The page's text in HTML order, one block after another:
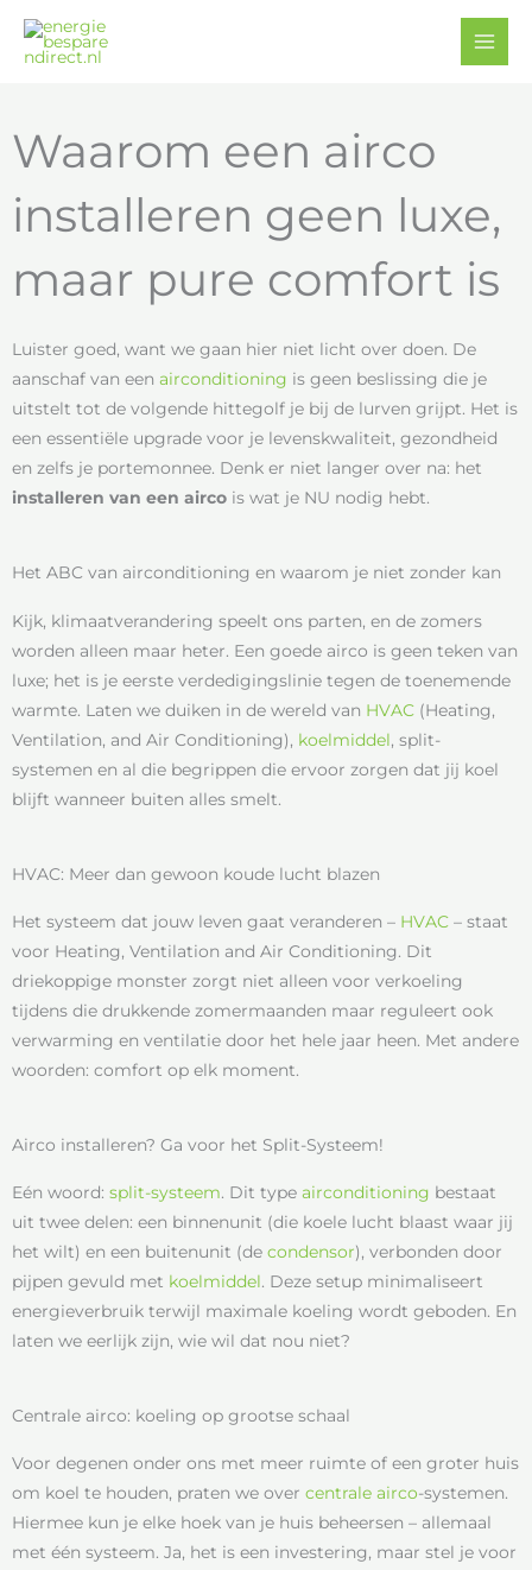
naar
Waarom een airco
installeren geen luxe,
maar pure comfort is
Luister goed, want we gaan hier niet licht over doen. De
aanschaf van een airconditioning is geen beslissing die je
uitstelt tot de volgende hittegolf je bij de lurven grijpt. Het is
een essentiële upgrade voor je levenskwaliteit, gezondheid
en zelfs je portemonnee. Denk er niet langer over na: het
installeren van een airco is wat je NU nodig hebt.
Het ABC van airconditioning en waarom je niet zonder kan
Kijk, klimaatverandering speelt ons parten, en de zomers
worden alleen maar heter. Een goede airco is geen teken van
luxe; het is je eerste verdedigingslinie tegen de toenemende
warmte. Laten we duiken in de wereld van HVAC (Heating,
Ventilation, and Air Conditioning), koelmiddel, split-
systemen en al die begrippen die ervoor zorgen dat jij koel
blijft wanneer buiten alles smelt.
HVAC: Meer dan gewoon koude lucht blazen
Het systeem dat jouw leven gaat veranderen – HVAC – staat
voor Heating, Ventilation and Air Conditioning. Dit
driekoppige monster zorgt niet alleen voor verkoeling
tijdens die drukkende zomermaanden maar reguleert ook
verwarming en ventilatie door het hele jaar heen. Met andere
woorden: comfort op elk moment.
Airco installeren? Ga voor het Split-Systeem!
Eén woord: split-systeem. Dit type airconditioning bestaat
uit twee delen: een binnenunit (die koele lucht blaast waar jij
het wilt) en een buitenunit (de condensor), verbonden door
pijpen gevuld met koelmiddel. Deze setup minimaliseert
energieverbruik terwijl maximale koeling wordt geboden. En
laten we eerlijk zijn, wie wil dat nou niet?
Centrale airco: koeling op grootse schaal
Voor degenen onder ons met meer ruimte of een groter huis
om koel te houden, praten we over centrale airco-systemen.
Hiermee kun je elke hoek van je huis beheersen – allemaal
met één systeem. Ja, het is een investering, maar stel je voor